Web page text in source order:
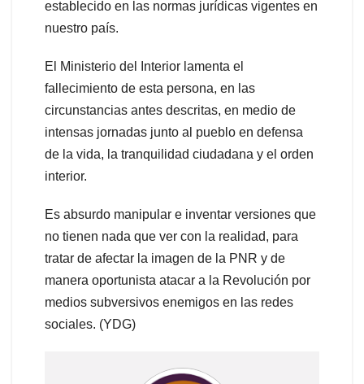
establecido en las normas jurídicas vigentes en
nuestro país.
El Ministerio del Interior lamenta el
fallecimiento de esta persona, en las
circunstancias antes descritas, en medio de
intensas jornadas junto al pueblo en defensa
de la vida, la tranquilidad ciudadana y el orden
interior.
Es absurdo manipular e inventar versiones que
no tienen nada que ver con la realidad, para
tratar de afectar la imagen de la PNR y de
manera oportunista atacar a la Revolución por
medios subversivos enemigos en las redes
sociales. (YDG)